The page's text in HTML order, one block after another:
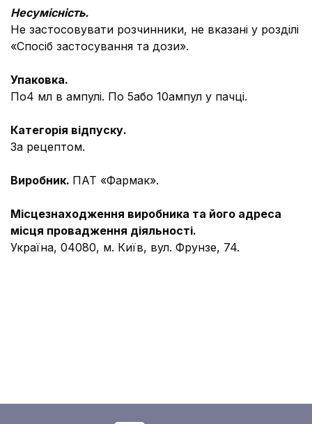
Несумісність.
Не застосовувати розчинники, не вказані у розділі
«Спосіб застосування та дози».
Упаковка.
По4 мл в ампулі. По 5або 10ампул у пачці.
Категорія відпуску.
За рецептом.
Виробник. ПАТ «Фармак».
Місцезнаходження виробника та його адреса
місця провадження діяльності.
Україна, 04080, м. Київ, вул. Фрунзе, 74.